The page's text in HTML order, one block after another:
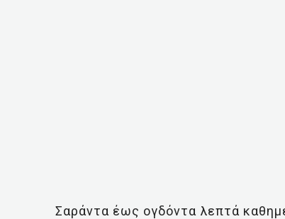
Σαράντα έως ογδόντα λεπτά